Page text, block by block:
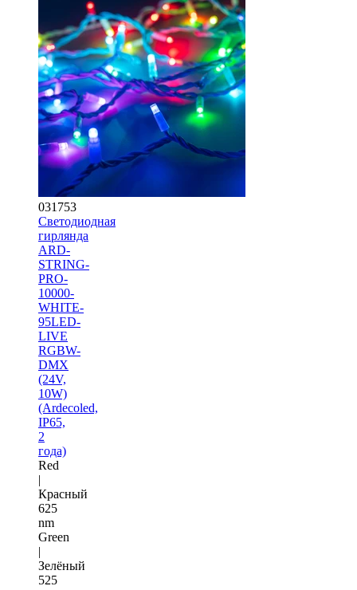
031753
Светодиодная
гирлянда
ARD-
STRING-
PRO-
10000-
WHITE-
95LED-
LIVE
RGBW-
DMX
(24V,
10W)
(Ardecoled,
IP65,
2
года)
Red
|
Красный
625
nm
Green
|
Зелёный
525